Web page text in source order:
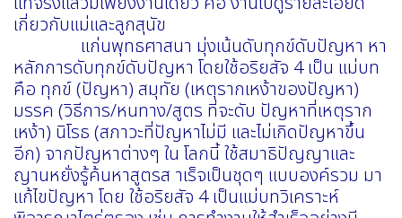
เกี่ยวกับแม่และลูกสุนัข
แก่นพุทธศาสนา มุ่งเน้นดับทุกข์ดับปัญหา หา
หลักการดับทุกข์ดับปัญหา โดยใช้อริยสัจ 4 เป็น แม่บท
คือ ทุกข์ (ปัญหา) สมุทัย (เหตุรากเหง้าของปัญหา)
มรรค (วิธีการ/หนทาง/สูตร ที่จะดับ ปัญหาที่เหตุราก
เหง้า) นิโรธ (สภาวะที่ปัญหาไม่มี และไม่เกิดปัญหาขึ้น
อีก) จากปัญหาต่างๆ ใน โลกนี้ ใช้สมาธิปัญญาและ
ญานหยั่งรู้ค้นหาสูตรส าเร็จเป็นชุดๆ แบบองค์รวม มา
แก้ไขปัญหา โดย ใช้อริยสัจ 4 เป็นแม่บทวิเคราะห์